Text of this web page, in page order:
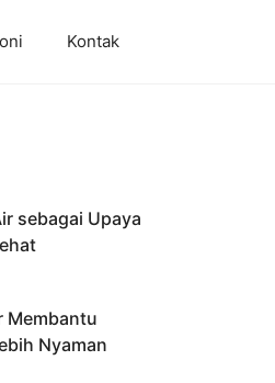
Kontak
sebagai Upaya
Membantu
Nyaman